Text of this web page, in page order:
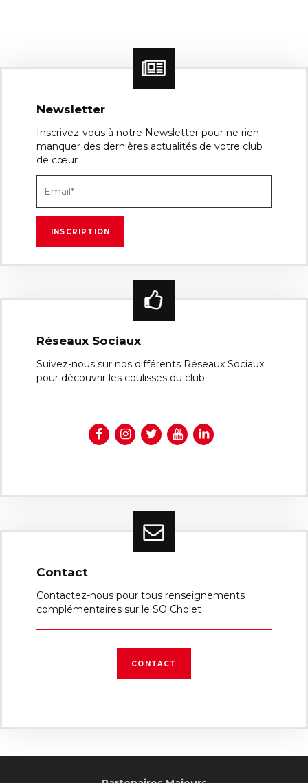
Newsletter
Inscrivez-vous à notre Newsletter pour ne rien
manquer des dernières actualités de votre club
de cœur
Réseaux Sociaux
Suivez-nous sur nos différents Réseaux Sociaux
pour découvrir les coulisses du club
Contact
Contactez-nous pour tous renseignements
complémentaires sur le SO Cholet
CONTACT